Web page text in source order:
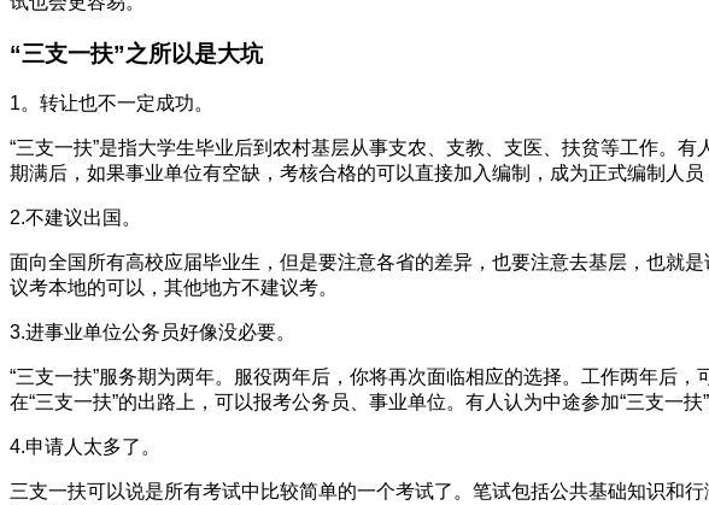
“三支一扶”之所以是大坑
1。转让也不一定成功。
“三支一扶”是指大学生毕业后到农村基层从事支农、支教、支医、扶贫等工作。
期满后，如果事业单位有空缺，考核合格的可以直接加入编制，成为正式编制人
2.不建议出国。
面向全国所有高校应届毕业生，但是要注意各省的差异，也要注意去基层，也就
议考本地的可以，其他地方不建议考。
3.进事业单位公务员好像没必要。
“三支一扶”服务期为两年。服役两年后，你将再次面临相应的选择。工作两年后
在“三支一扶”的出路上，可以报考公务员、事业单位。有人认为中途参加“三支一
4.申请人太多了。
三支一扶可以说是所有考试中比较简单的一个考试了。笔试包括公共基础知识和